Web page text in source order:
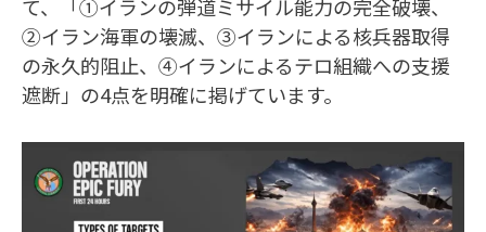
て、「①イランの弾道ミサイル能力の完全破壊、
②イラン海軍の壊滅、③イランによる核兵器取得
の永久的阻止、④イランによるテロ組織への支援
遮断」の4点を明確に掲げています。